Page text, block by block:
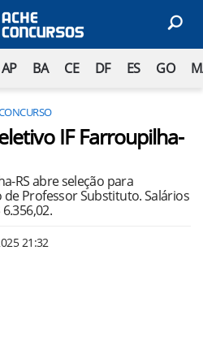
AP BA CE DF ES GO
IF Farroupilha-
RS abre seleção para
Professor Substituto. Salários
21:32